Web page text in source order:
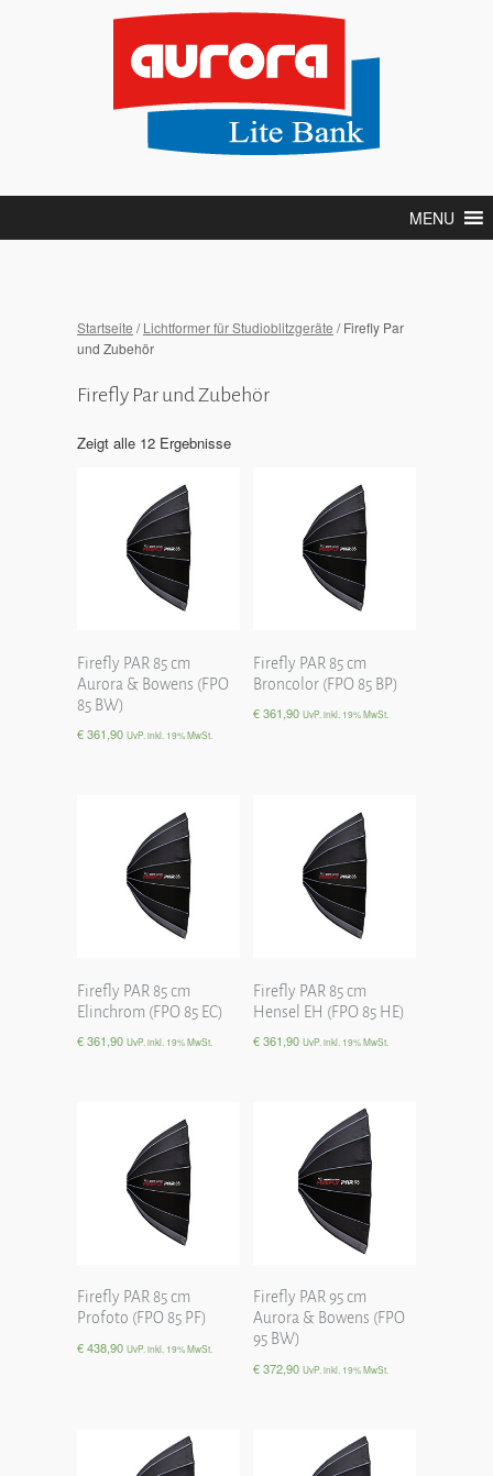
MENU
Startseite /Lichtformer für Studioblitzgeräte / Firefly Par
und Zubehör
Firefly Par und Zubehör
Zeigt alle 12 Ergebnisse
Firefly PAR 85 cm
Aurora & Bowens (FPO
85 BW)
€361,90 UvP. inkl. 19% MwSt.
Firefly PAR 85 cm
Broncolor (FPO 85 BP)
€361,90 UvP. inkl. 19% MwSt.
Firefly PAR 85 cm
Elinchrom (FPO 85 EC)
€361,90 UvP. inkl. 19% MwSt.
Firefly PAR 85 cm
Hensel EH (FPO 85 HE)
€361,90 UvP. inkl. 19% MwSt.
Firefly PAR 85 cm
Profoto (FPO 85 PF)
€438,90 UvP. inkl. 19% MwSt.
Firefly PAR 95 cm
Aurora & Bowens (FPO
95 BW)
€372,90 UvP. inkl. 19% MwSt.